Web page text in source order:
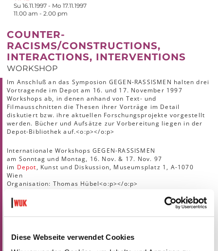
Diese Webseite verwendet Cookies
Su 16.11.1997 - Mo 17.11.1997
11.00 am - 2.00 pm
COUNTER-
RACISMS/CONSTRUCTIONS,
INTERACTIONS, INTERVENTIONS
WORKSHOP
Im Anschluß an das Symposion GEGEN-RASSISMEN halten drei
Vortragende im Depot am 16. und 17. November 1997
Workshops ab, in denen anhand von Text- und
Filmausschnitten die Thesen ihrer Vorträge im Detail
diskutiert bzw. ihre aktuellen Forschungsprojekte vorgestellt
werden. Bücher und Aufsätze zur Vorbereitung liegen in der
Depot-Bibliothek auf.<o:p></o:p>
Internationale Workshops GEGEN-RASSISMEN
am Sonntag und Montag, 16. Nov. & 17. Nov. 97
im Depot, Kunst und Diskussion, Museumsplatz 1, A-1070
Wien
Organisation: Thomas Hübel<o:p></o:p>
Sonntag, 16. November, 11.00 - 15.00
Suzanna Danuta Walters (Washington/USA): Queer Theory,
Gay Visibility, and the Iconography of Assimilation<o:p></o:p>
The workshop will discuss a curious concatenation of forces: